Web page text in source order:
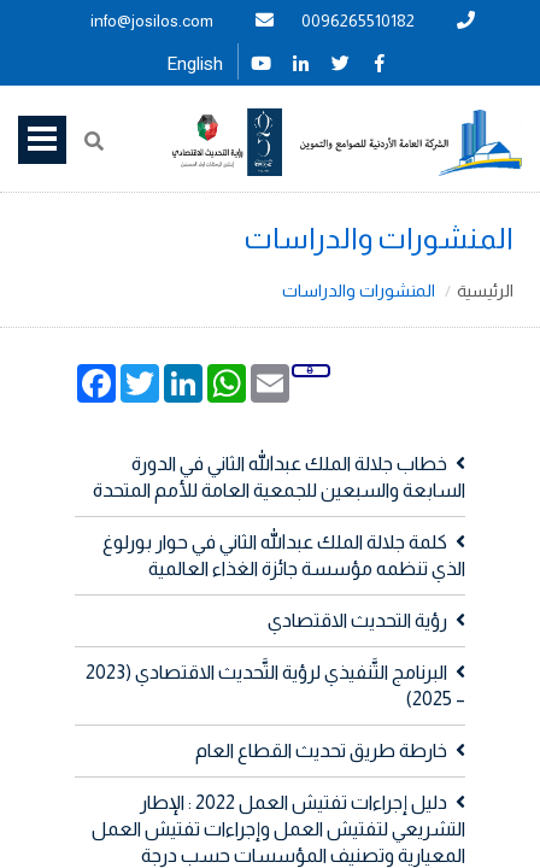
0096265510182
info@josilos.com
English
المنشورات والدراسات
الرئيسية المنشورات والدراسات
FacebookTwitterLinkedIn
WhatsAppEmail
خطاب جلالة الملك عبدالله الثاني في الدورة
السابعة والسبعين للجمعية العامة للأمم المتحدة
كلمة جلالة الملك عبدالله الثاني في حوار بورلوغ
الذي تنظمه مؤسسة جائزة الغذاء العالمية
رؤية التحديث الاقتصادي
البرنامج التَّنفيذي لرؤية التَّحديث الاقتصادي (2023
– 2025)
خارطة طريق تحديث القطاع العام
دليل إجراءات تفتيش العمل 2022 : الإطار
التشريعي لتفتيش العمل وإجراءات تفتيش العمل
المعيارية وتصنيف المؤسسات حسب درجة